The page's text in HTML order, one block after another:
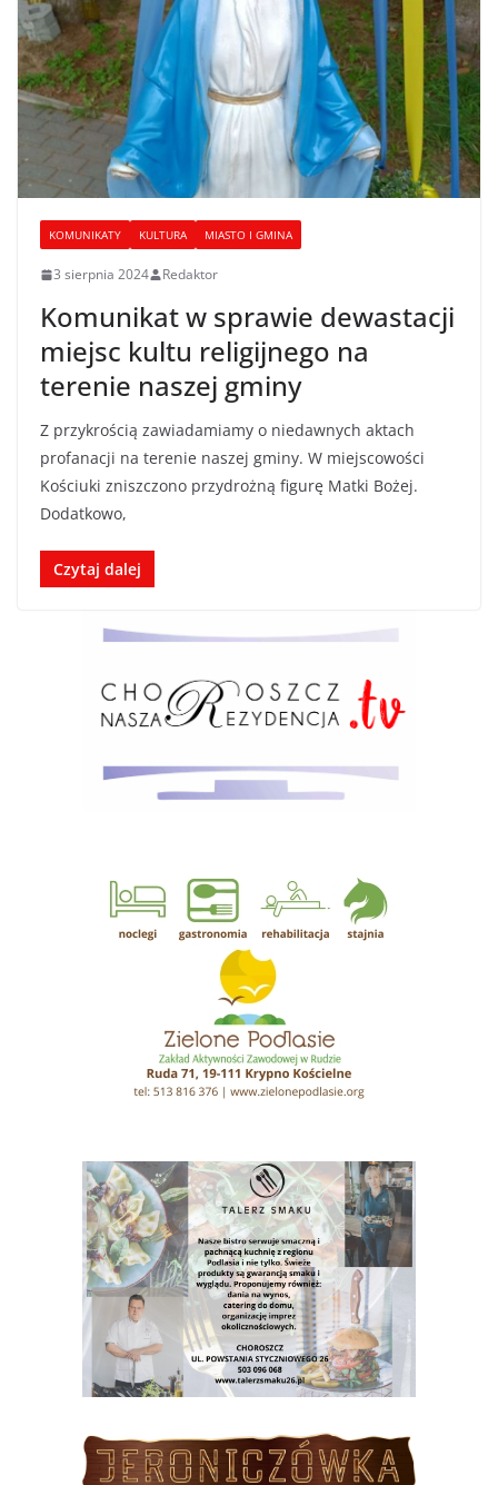
KOMUNIKATY KULTURA MIASTO I GMINA
3 sierpnia 2024 Redaktor
Komunikat w sprawie dewastacji
miejsc kultu religijnego na
terenie naszej gminy
Z przykrością zawiadamiamy o niedawnych aktach
profanacji na terenie naszej gminy. W miejscowości
Kościuki zniszczono przydrożną figurę Matki Bożej.
Dodatkowo,
Czytaj dalej